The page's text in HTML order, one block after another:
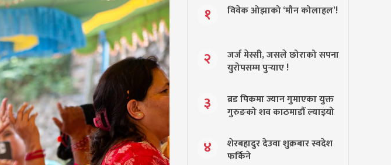
१ विवेक ओझाको ‘मौन कोलाहल’!
२
जर्ज मेस्सी, जसले छोराको सपना
युरोपसम्म पुर्‍याए !
३
ब्रड पिकमा ज्यान गुमाएका युक्त
गुरुङको शव काठमाडौं ल्याइयो
४
शेरबहादुर देउवा शुक्रबार स्वदेश
फर्किने